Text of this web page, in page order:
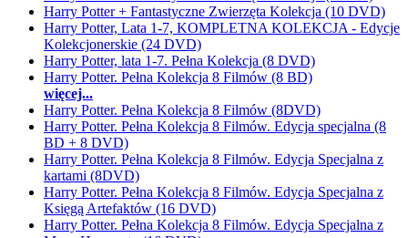
Harry Potter + Fantastyczne Zwierzęta Kolekcja (10 DVD)
Harry Potter, Lata 1-7, KOMPLETNA KOLEKCJA - Edycje
Kolekcjonerskie (24 DVD)
Harry Potter, lata 1-7. Pełna Kolekcja (8 DVD)
Harry Potter. Pełna Kolekcja 8 Filmów (8 BD)
więcej...
Harry Potter. Pełna Kolekcja 8 Filmów (8DVD)
Harry Potter. Pełna Kolekcja 8 Filmów. Edycja specjalna (8
BD + 8 DVD)
Harry Potter. Pełna Kolekcja 8 Filmów. Edycja Specjalna z
kartami (8DVD)
Harry Potter. Pełna Kolekcja 8 Filmów. Edycja Specjalna z
Księgą Artefaktów (16 DVD)
Harry Potter. Pełna Kolekcja 8 Filmów. Edycja Specjalna z